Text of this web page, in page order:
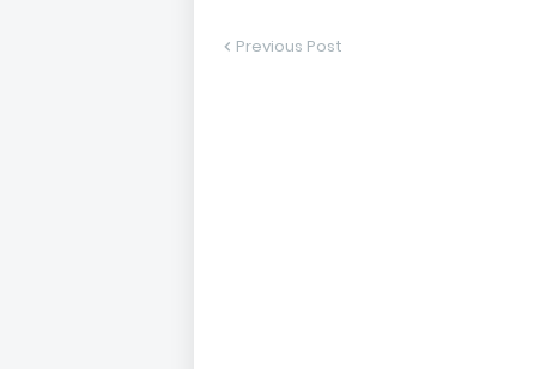
Previous Post